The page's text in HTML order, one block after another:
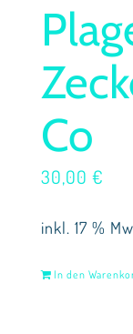
Co
30,00€
inkl. 17 %
In den